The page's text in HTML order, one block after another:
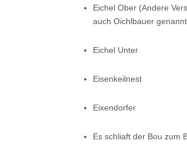
Eichel Ober (Andere
auch Oichlbauer genannt
Eichel Unter
Eisenkeilnest
Eixendorfer
Es schliaft der Bou zum